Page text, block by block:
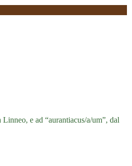
e ad “aurantiacus/a/um”, dal